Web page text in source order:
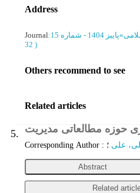
Address
Journal: »پاییز 1404 - شماره 15
32 )
Others recommend to see
Related articles
5.
Corresponding Author : علی ؛
Abstract
Related